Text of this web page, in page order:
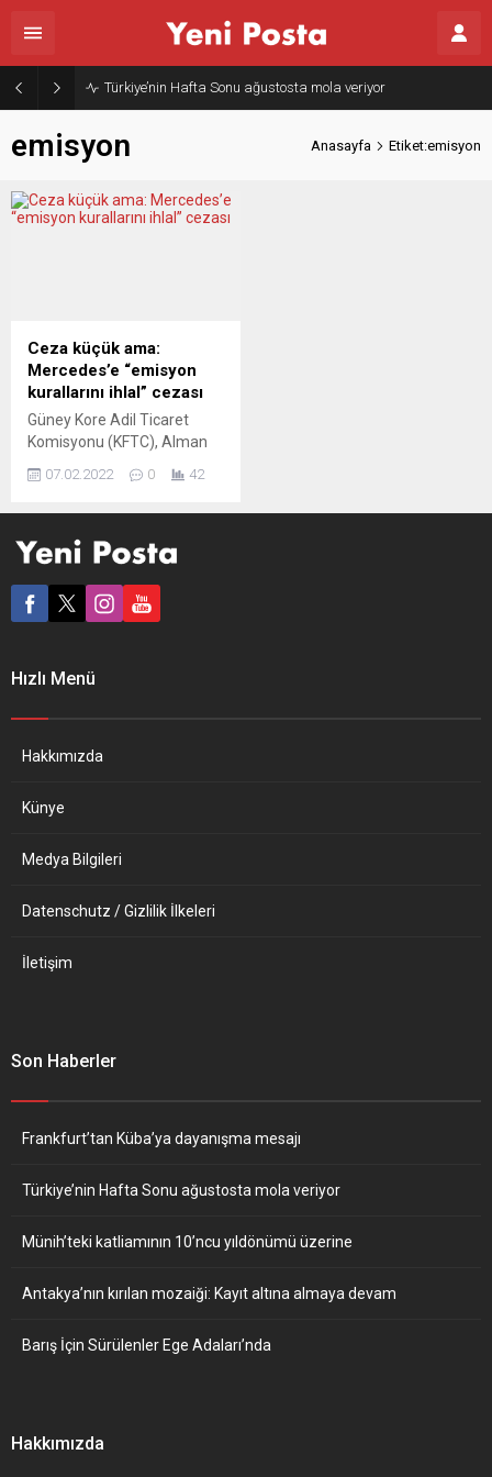
Türkiye’nin Hafta Sonu ağustosta mola veriyor
emisyon Anasayfa Etiket:emisyon
Ceza küçük ama:
Mercedes’e “emisyon
kurallarını ihlal” cezası
Güney Kore Adil Ticaret
Komisyonu (KFTC), Alman
Mercedes-Benz ve Güney
emisyonlarına ilişkin yanıltıcı
milyar won (yaklaşık 17
milyon dolar) para cezası
araçlarına yasa dışı
cihazlarıyla oynadığını ve
07.02.2022 0 42
Hızlı Menü
Hakkımızda
Künye
Medya Bilgileri
Datenschutz / Gizlilik İlkeleri
İletişim
Son Haberler
Frankfurt’tan Küba’ya dayanışma mesajı
Türkiye’nin Hafta Sonu ağustosta mola veriyor
Münih’teki katliamının 10’ncu yıldönümü üzerine
Antakya’nın kırılan mozaiği: Kayıt altına almaya devam
Barış İçin Sürülenler Ege Adaları’nda
Hakkımızda